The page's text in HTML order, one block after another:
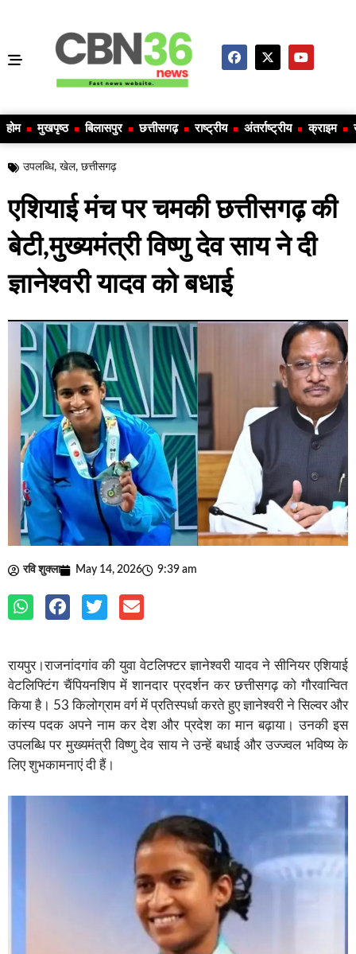
होम मुखपृष्ठ बिलासपुर छत्तीसगढ़ राष्ट्रीय अंतर्राष्ट्रीय क्राइम
उपलब्धि, खेल, छत्तीसगढ़
एशियाई मंच पर चमकी छत्तीसगढ़ की
बेटी,मुख्यमंत्री विष्णु देव साय ने दी
ज्ञानेश्वरी यादव को बधाई
रवि शुक्ला May 14, 2026 9:39 am
रायपुर।राजनांदगांव की युवा वेटलिफ्टर ज्ञानेश्वरी यादव ने सीनियर एशियाई
वेटलिफ्टिंग चैंपियनशिप में शानदार प्रदर्शन कर छत्तीसगढ़ को गौरवान्वित
किया है। 53 किलोग्राम वर्ग में प्रतिस्पर्धा करते हुए ज्ञानेश्वरी ने सिल्वर और
कांस्य पदक अपने नाम कर देश और प्रदेश का मान बढ़ाया। उनकी इस
उपलब्धि पर मुख्यमंत्री विष्णु देव साय ने उन्हें बधाई और उज्ज्वल भविष्य के
लिए शुभकामनाएं दी हैं।